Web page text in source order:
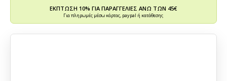
ΕΚΠΤΩΣΗ 10% ΓΙΑ ΠΑΡΑΓΓΕΛΙΕΣ ΑΝΩ ΤΩΝ 45€
Για πληρωμές μέσω κάρτας, paypal ή κατάθεσης